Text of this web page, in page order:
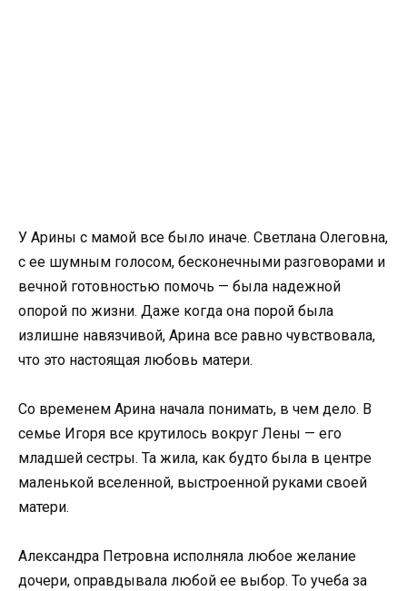
У Арины с мамой все было иначе. Светлана Олеговна,
с ее шумным голосом, бесконечными разговорами и
вечной готовностью помочь — была надежной
опорой по жизни. Даже когда она порой была
излишне навязчивой, Арина все равно чувствовала,
что это настоящая любовь матери.
Со временем Арина начала понимать, в чем дело. В
семье Игоря все крутилось вокруг Лены — его
младшей сестры. Та жила, как будто была в центре
маленькой вселенной, выстроенной руками своей
матери.
Александра Петровна исполняла любое желание
дочери, оправдывала любой ее выбор. То учеба за